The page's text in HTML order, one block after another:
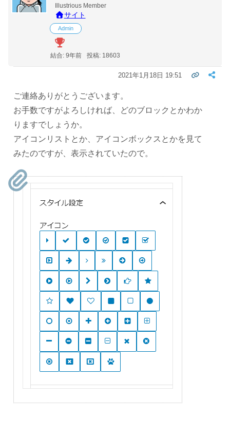
Illustrious Member
サイト
Admin
結合: 9年前 投稿: 18603
2021年1月18日 19:51
ご連絡ありがとうございます。
お手数ですがよろしければ、どのブロックとかわか
りますでしょうか。
アイコンリストとか、アイコンボックスとかを見て
みたのですが、表示されていたので。